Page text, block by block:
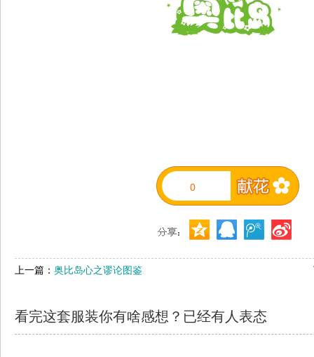
0
上一篇： 奥比岛心之谬论图鉴
看完这套服装你有啥感想？已经有人表态